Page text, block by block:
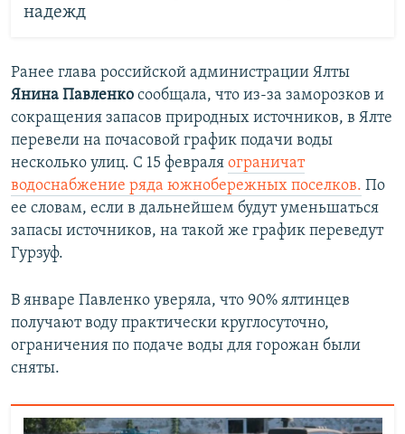
надежд
Ранее глава российской администрации Ялты
Янина Павленко сообщала, что из-за заморозков и
сокращения запасов природных источников, в Ялте
перевели на почасовой график подачи воды
несколько улиц. С 15 февраля ограничат
водоснабжение ряда южнобережных поселков. По
ее словам, если в дальнейшем будут уменьшаться
запасы источников, на такой же график переведут
Гурзуф.
В январе Павленко уверяла, что 90% ялтинцев
получают воду практически круглосуточно,
ограничения по подаче воды для горожан были
сняты.